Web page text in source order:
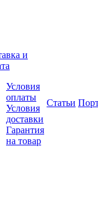
и
Условия
оплаты
Условия
доставки
Гарантия
на товар
Статьи